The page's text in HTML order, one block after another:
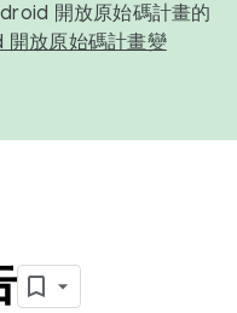
開放原始碼計畫的
開放原始碼計畫變